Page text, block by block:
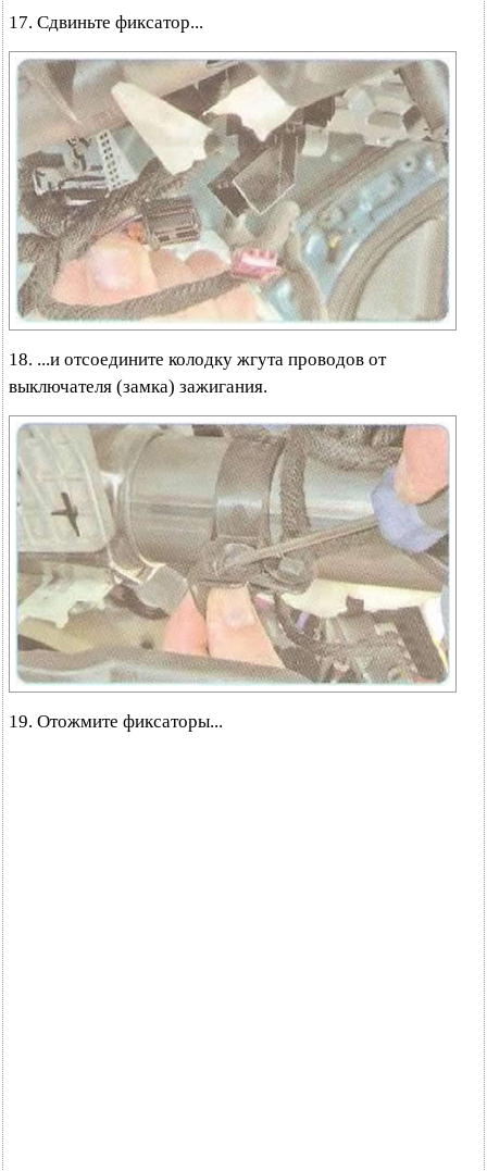
17. Сдвиньте фиксатор...
18. ...и отсоедините колодку жгута проводов от
выключателя (замка) зажигания.
19. Отожмите фиксаторы...